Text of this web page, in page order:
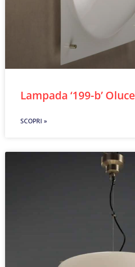
Lampada ‘199-b’ Oluce
SCOPRI »